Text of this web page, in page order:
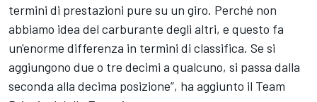
termini di prestazioni pure su un giro. Perché non
abbiamo idea del carburante degli altri, e questo fa
un'enorme differenza in termini di classifica. Se si
aggiungono due o tre decimi a qualcuno, si passa dalla
seconda alla decima posizione”, ha aggiunto il Team